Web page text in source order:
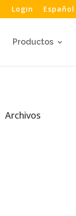
Login Español
Productos
Archivos